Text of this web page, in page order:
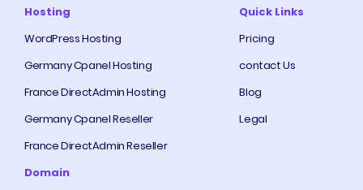
Hosting
WordPress Hosting
Germany Cpanel Hosting
France DirectAdmin Hosting
Germany Cpanel Reseller
France DirectAdmin Reseller
Domain
Quick Links
Pricing
contact Us
Blog
Legal